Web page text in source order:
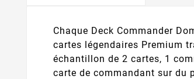
Chaque Deck Commander
cartes légendaires Premium
échantillon de 2 cartes, 1
carte de commandant sur du